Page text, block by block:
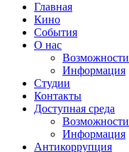
Главная
Кино
События
О нас
Возможности
Информация
Студии
Контакты
Доступная среда
Возможности
Информация
Антикоррупция